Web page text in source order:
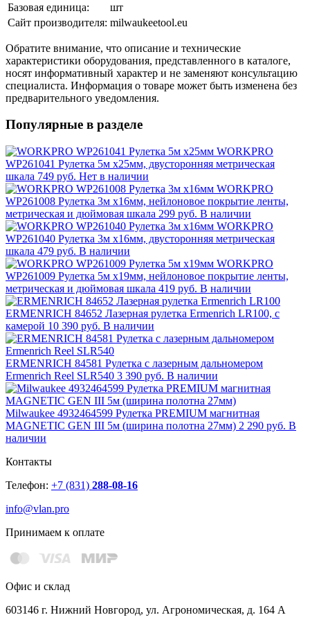
Базовая единица:
шт
Сайт производителя: milwaukeetool.eu
Обратите внимание, что описание и технические
характеристики оборудования, представленного в каталоге,
носят информативный характер и не заменяют консультацию
специалиста. Информация о товаре может быть изменена без
предварительного уведомления.
Популярные в разделе
WORKPRO
WP261041 Рулетка 5м х25мм, двусторонняя метрическая
шкала 749 руб. Нет в наличии
WORKPRO
WP261008 Рулетка 3м x16мм, нейлоновое покрытие ленты,
метрическая и дюймовая шкала 299 руб. В наличии
WORKPRO
WP261040 Рулетка 3м х16мм, двусторонняя метрическая
шкала 479 руб. В наличии
WORKPRO
WP261009 Рулетка 5м x19мм, нейлоновое покрытие ленты,
метрическая и дюймовая шкала 419 руб. В наличии
ERMENRICH 84652 Лазерная рулетка Ermenrich LR100, с
камерой 10 390 руб. В наличии
ERMENRICH 84581 Рулетка с лазерным дальномером
Ermenrich Reel SLR540 3 390 руб. В наличии
Milwaukee 4932464599 Рулетка PREMIUM магнитная
MAGNETIC GEN III 5м (ширина полотна 27мм) 2 290 руб. В
наличии
Контакты
Телефон: +7 (831) 288-08-16
info@vlan.pro
Принимаем к оплате
Офис и склад
603146 г. Нижний Новгород, ул. Агрономическая, д. 164 А